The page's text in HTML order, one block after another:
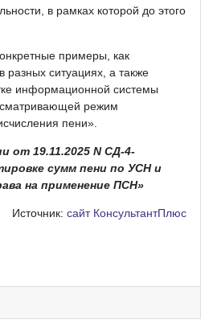
в рамках которой до этого
примеры, как
разных ситуациях, а также
информационной системы
режим
пени».
от 19.11.2025 N СД-4-
сумм пени по УСН и
на применение ПСН»
Источник: сайт КонсультантПлюс